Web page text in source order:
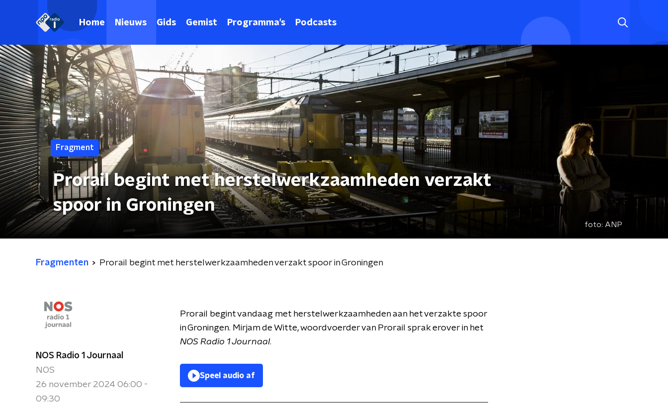
Home Nieuws Gids Gemist Programma's Podcasts
Fragment
Prorail begint met herstelwerkzaamheden verzakt
spoor in Groningen
foto: ANP
Fragmenten Prorail begint met herstelwerkzaamheden verzakt spoor in Groningen
NOS Radio 1 Journaal
NOS
26 november 2024 06:00 -
09:30
Prorail begint vandaag met herstelwerkzaamheden aan het verzakte spoor
in Groningen. Mirjam de Witte, woordvoerder van Prorail sprak erover in het
NOS Radio 1 Journaal.
Speel audio af